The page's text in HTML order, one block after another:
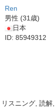
Ren
男性 (31歳)
日本
ID: 85949312
リスニング 読解